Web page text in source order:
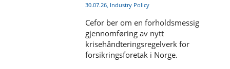
30.07.26, Industry Policy
Cefor ber om en forholdsmessig
gjennomføring av nytt
krisehåndteringsregelverk for
forsikringsforetak i Norge.